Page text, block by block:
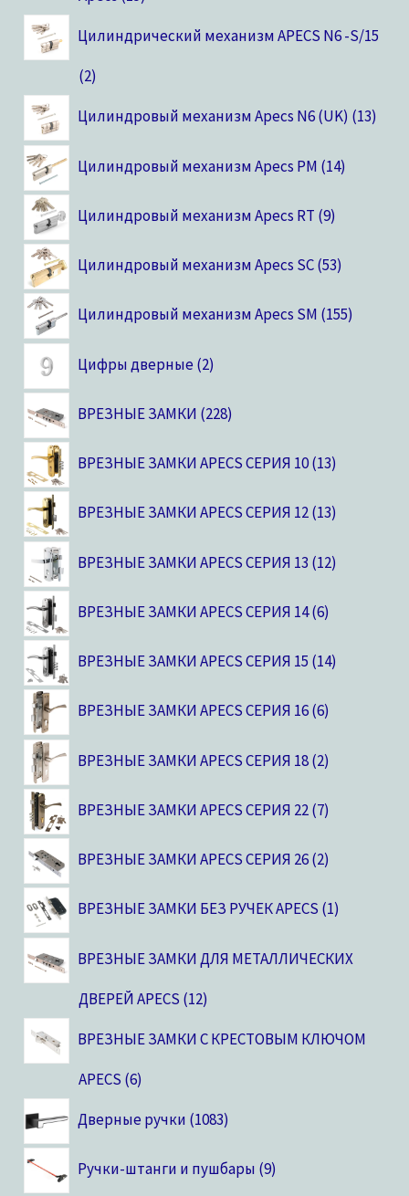
Цилиндрический механизм APECS N6 -S/15
2
Цилиндровый механизм Apecs N6 (UK) 13
Цилиндровый механизм Apecs PM 14
Цилиндровый механизм Apecs RT 9
Цилиндровый механизм Apecs SC 53
Цилиндровый механизм Apecs SM 155
Цифры дверные 2
ВРЕЗНЫЕ ЗАМКИ 228
ВРЕЗНЫЕ ЗАМКИ APECS СЕРИЯ 10 13
ВРЕЗНЫЕ ЗАМКИ APECS СЕРИЯ 12 13
ВРЕЗНЫЕ ЗАМКИ APECS СЕРИЯ 13 12
ВРЕЗНЫЕ ЗАМКИ APECS СЕРИЯ 14 6
ВРЕЗНЫЕ ЗАМКИ APECS СЕРИЯ 15 14
ВРЕЗНЫЕ ЗАМКИ APECS СЕРИЯ 16 6
ВРЕЗНЫЕ ЗАМКИ APECS СЕРИЯ 18 2
ВРЕЗНЫЕ ЗАМКИ APECS СЕРИЯ 22 7
ВРЕЗНЫЕ ЗАМКИ APECS СЕРИЯ 26 2
ВРЕЗНЫЕ ЗАМКИ БЕЗ РУЧЕК APECS 1
ВРЕЗНЫЕ ЗАМКИ ДЛЯ МЕТАЛЛИЧЕСКИХ
ДВЕРЕЙ APECS 12
ВРЕЗНЫЕ ЗАМКИ С КРЕСТОВЫМ КЛЮЧОМ
APECS 6
Дверные ручки 1083
Ручки-штанги и пушбары 9